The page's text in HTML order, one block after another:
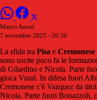
Marco Astori
7 novembre 2025 - 20:30
La sfida tra Pisa e Cremonese
sono uscite poco fa le
di Gilardino e Nicola. Parte
gioca Vural. In difesa fuori
Cremonese c'è Vazquez da
Nicola. Parte fuori Bonazzoli,